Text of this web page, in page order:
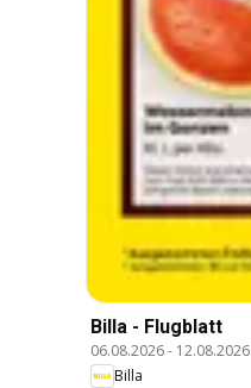
Billa - Flugblatt
06.08.2026- 12.08.2026
Billa